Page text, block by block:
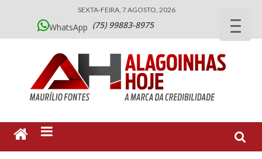
SEXTA-FEIRA, 7 AGOSTO, 2026
WhatsApp (75) 99883-8975